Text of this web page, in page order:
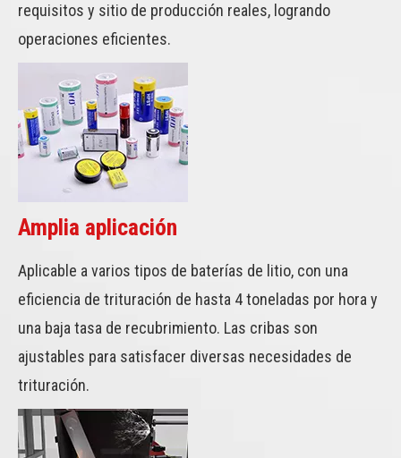
requisitos y sitio de producción reales, logrando
operaciones eficientes.
Amplia aplicación
Aplicable a varios tipos de baterías de litio, con una
eficiencia de trituración de hasta 4 toneladas por hora y
una baja tasa de recubrimiento. Las cribas son
ajustables para satisfacer diversas necesidades de
trituración.